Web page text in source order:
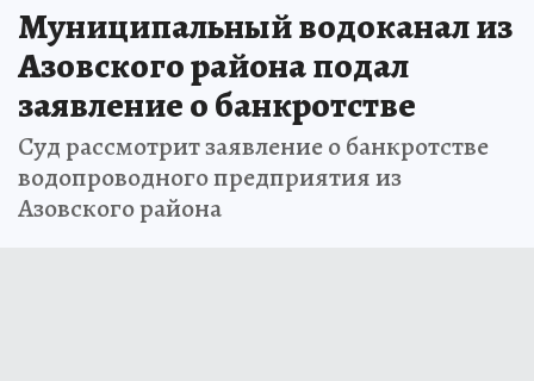
Муниципальный водоканал из
Азовского района подал
заявление о банкротстве
Суд рассмотрит заявление о банкротстве
водопроводного предприятия из
Азовского района